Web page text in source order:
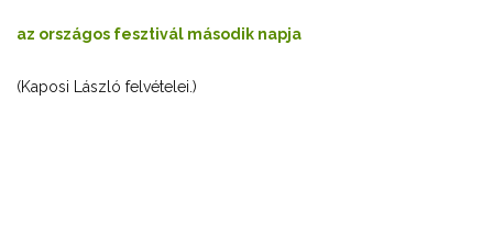
az országos fesztivál második napja
(Kaposi László felvételei.)